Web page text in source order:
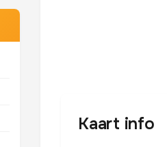
Kaart info